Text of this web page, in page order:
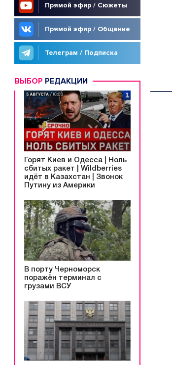
Прямой эфир / Сюжеты
Прямой эфир / Общение
Телеграм / Подписка
ВЫБОР РЕДАКЦИИ
Горят Киев и Одесса | Ноль
сбитых ракет | Wildberries
идёт в Казахстан | Звонок
Путину из Америки
В порту Черноморск
поражён терминал с
грузами ВСУ